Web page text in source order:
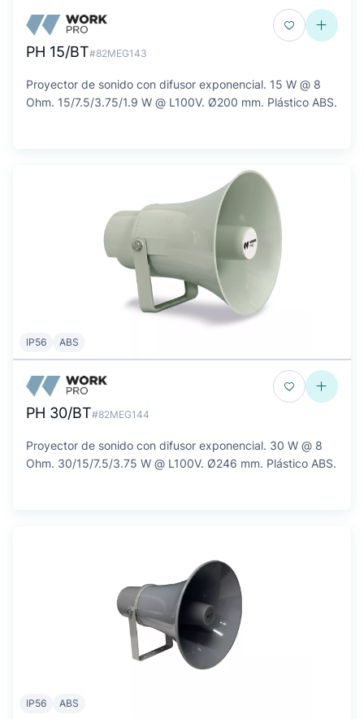
PH 15/BT#82MEG143
Proyector de sonido con difusor exponencial. 15 W @ 8
Ohm. 15/7.5/3.75/1.9 W @ L100V. Ø200 mm. Plástico ABS.
IP56 ABS
PH 30/BT#82MEG144
Proyector de sonido con difusor exponencial. 30 W @ 8
Ohm. 30/15/7.5/3.75 W @ L100V. Ø246 mm. Plástico ABS.
IP56 ABS